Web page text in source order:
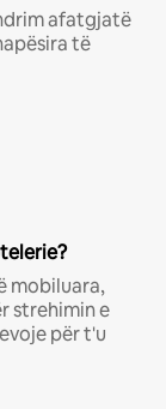
afatgjatë
të
mobiluara,
strehimin e
për t'u